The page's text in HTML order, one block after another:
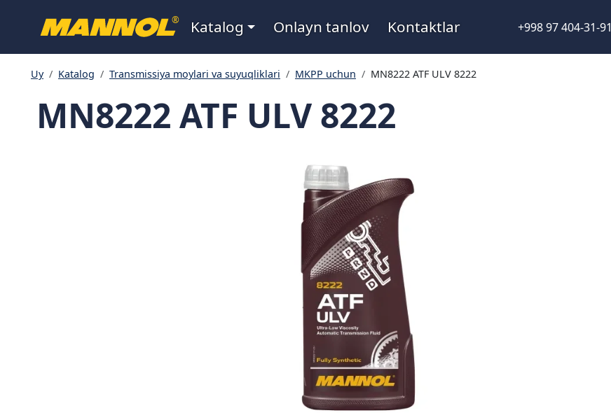
® Navigatsiya
Katalog Onlayn tanlov Kontaktlar +998 97 404-31-91
Uy Katalog Transmissiya moylari va suyuqliklari MKPP uchun MN8222 ATF ULV 8222
MN8222 ATF ULV 8222